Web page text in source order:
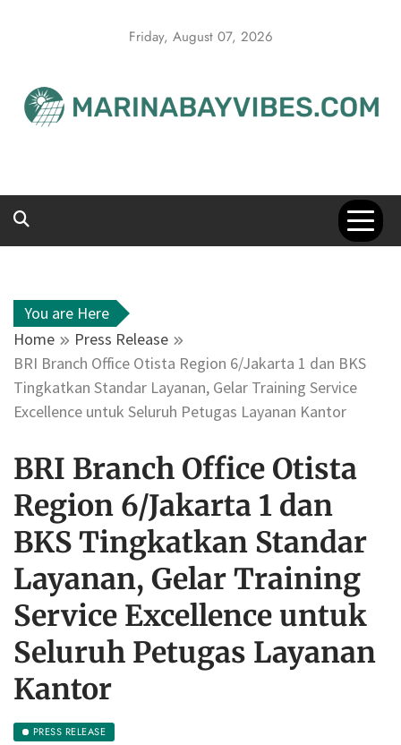
Friday, August 07, 2026
You are Here
Home
Press Release
BRI Branch Office Otista Region 6/Jakarta 1 dan BKS
Tingkatkan Standar Layanan, Gelar Training Service
Excellence untuk Seluruh Petugas Layanan Kantor
BRI Branch Office Otista
Region 6/Jakarta 1 dan
BKS Tingkatkan Standar
Layanan, Gelar Training
Service Excellence untuk
Seluruh Petugas Layanan
Kantor
PRESS RELEASE